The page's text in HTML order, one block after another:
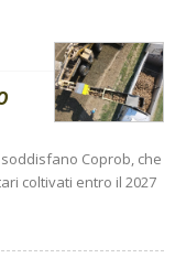
Coprob, che
coltivati entro il 2027